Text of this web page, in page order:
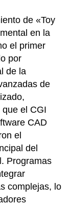
de «Toy
en la
el primer
por
de la
de
el CGI
CAD
el
del
Programas
complejas, lo